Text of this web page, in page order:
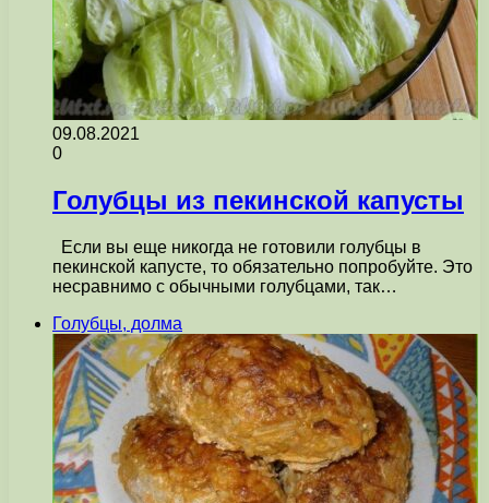
09.08.2021
0
Голубцы из пекинской капусты
Если вы еще никогда не готовили голубцы в
пекинской капусте, то обязательно попробуйте. Это
несравнимо с обычными голубцами, так…
Голубцы, долма